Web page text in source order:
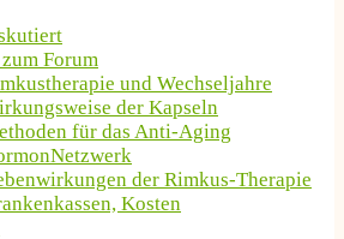
Forum
und Wechseljahre
der Kapseln
für das Anti-Aging
der Rimkus-Therapie
Kosten